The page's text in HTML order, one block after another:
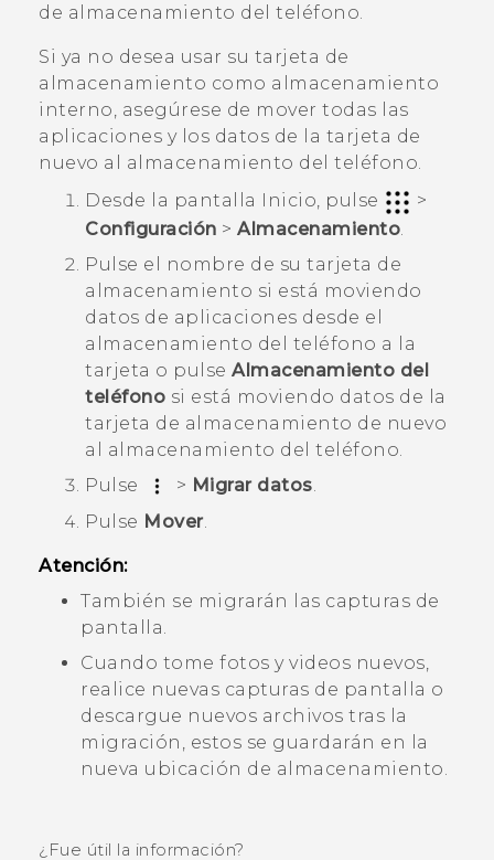
de almacenamiento del teléfono.
Si ya no desea usar su tarjeta de
almacenamiento como almacenamiento
interno, asegúrese de mover todas las
aplicaciones y los datos de la tarjeta de
nuevo al almacenamiento del teléfono.
Desde la pantalla
Inicio, pulse
>
Configuración > Almacenamiento
Pulse el nombre de su tarjeta de
almacenamiento si está moviendo
datos de aplicaciones desde el
almacenamiento del teléfono a la
tarjeta o pulse Almacenamiento del
teléfono si está moviendo datos de la
tarjeta de almacenamiento de nuevo
al almacenamiento del teléfono.
Pulse
> Migrar datos
Pulse Mover.
Atención:
También se migrarán las capturas de
pantalla.
Cuando tome fotos y videos nuevos,
realice nuevas capturas de pantalla o
descargue nuevos archivos tras la
migración, estos se guardarán en la
nueva ubicación de almacenamiento.
¿Fue útil la información?